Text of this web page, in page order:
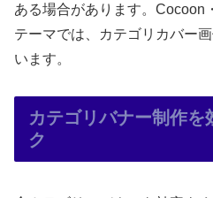
ある場合があります。Cocoon
テーマでは、カテゴリカバー
います。
カテゴリバナー制作を
ク